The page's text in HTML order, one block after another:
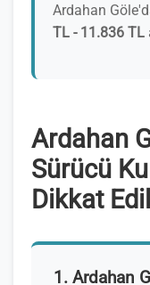
Ardahan
TL - 11.836 TL
Ardahan
Sürücü
Dikkat
1. Ardahan